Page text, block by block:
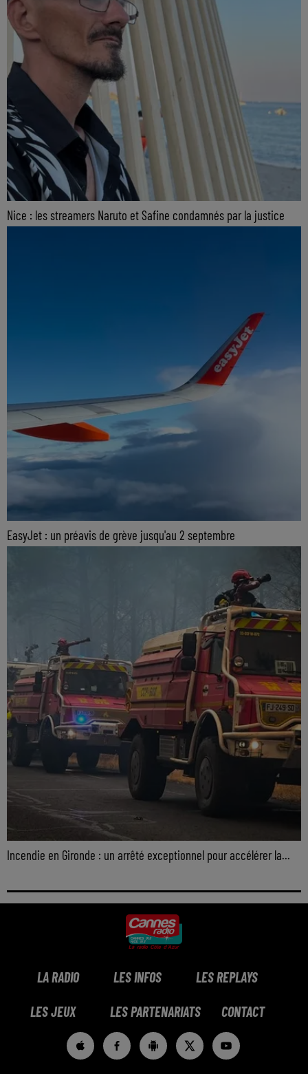
Nice : les streamers Naruto et Safine condamnés par la justice
EasyJet : un préavis de grève jusqu'au 2 septembre
Incendie en Gironde : un arrêté exceptionnel pour accélérer la...
LA RADIO LES INFOS LES REPLAYS
LES JEUX LES PARTENARIATS CONTACT